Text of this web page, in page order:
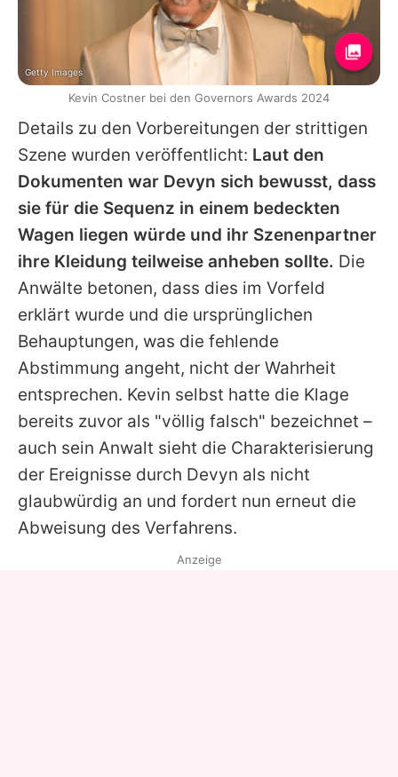
Details zu den Vorbereitungen der strittigen
Szene wurden veröffentlicht: Laut den
Dokumenten war Devyn sich bewusst, dass
sie für die Sequenz in einem bedeckten
Wagen liegen würde und ihr Szenenpartner
ihre Kleidung teilweise anheben sollte. Die
Anwälte betonen, dass dies im Vorfeld
erklärt wurde und die ursprünglichen
Behauptungen, was die fehlende
Abstimmung angeht, nicht der Wahrheit
entsprechen. Kevin selbst hatte die Klage
bereits zuvor als "völlig falsch" bezeichnet –
auch sein Anwalt sieht die Charakterisierung
der Ereignisse durch Devyn als nicht
glaubwürdig an und fordert nun erneut die
Abweisung des Verfahrens.
Getty Images
Kevin Costner bei den Governors Awards 2024
Anzeige